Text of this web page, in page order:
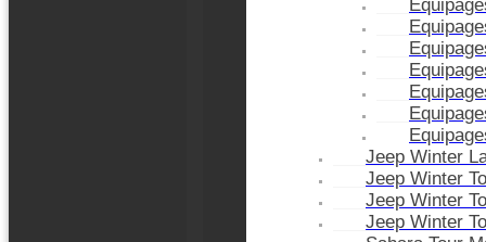
Jeep Winter
Jeep Winter
Jeep Winter
Jeep Winter